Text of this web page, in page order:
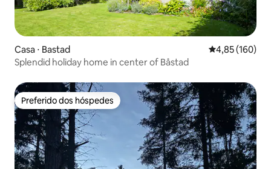
Casa ⋅ Bastad 4,85 de uma
4,85 (160)
Splendid holiday home in center of Båstad
Preferido dos hóspedes
Preferido dos hóspedes